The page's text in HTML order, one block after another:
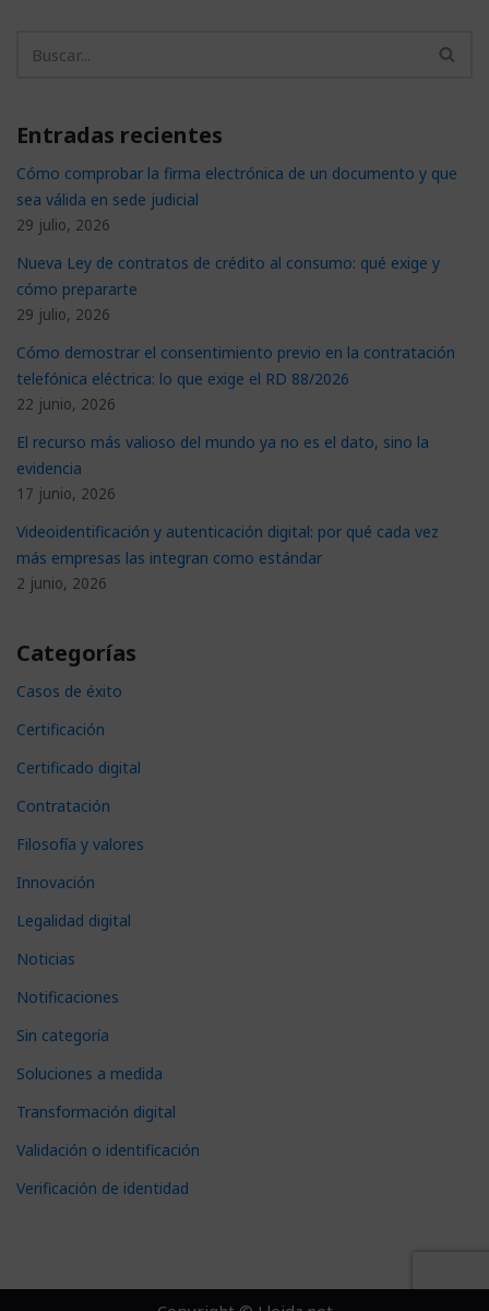
Entradas recientes
Cómo comprobar la firma electrónica de un documento y que
sea válida en sede judicial
29 julio, 2026
Nueva Ley de contratos de crédito al consumo: qué exige y
cómo prepararte
29 julio, 2026
Cómo demostrar el consentimiento previo en la contratación
telefónica eléctrica: lo que exige el RD 88/2026
22 junio, 2026
El recurso más valioso del mundo ya no es el dato, sino la
evidencia
17 junio, 2026
Videoidentificación y autenticación digital: por qué cada vez
más empresas las integran como estándar
2 junio, 2026
Categorías
Casos de éxito
Certificación
Certificado digital
Contratación
Filosofía y valores
Innovación
Legalidad digital
Noticias
Notificaciones
Sin categoría
Soluciones a medida
Transformación digital
Validación o identificación
Verificación de identidad